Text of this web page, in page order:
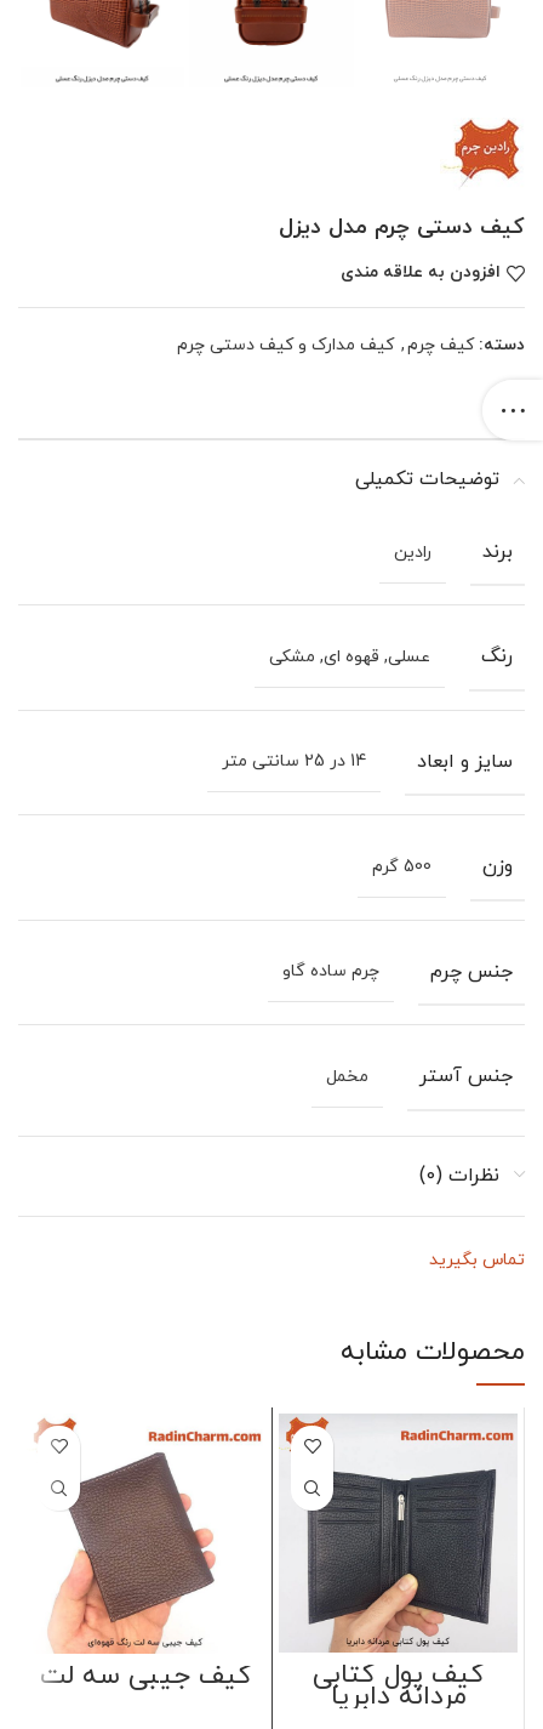
کیف دستی چرم مدل دیزل
افزودن به علاقه مندی
دسته: کیف چرم, کیف مدارک و کیف دستی چرم
توضیحات تکمیلی
برند رادین
رنگ عسلی, قهوه ای, مشکی
سایز و ابعاد 14 در 25 سانتی متر
وزن 500 گرم
جنس چرم چرم ساده گاو
جنس آستر مخمل
نظرات (0)
تماس بگیرید
محصولات مشابه
کیف پول کتابی
مردانه دابریا
کیف جیبی سه لت